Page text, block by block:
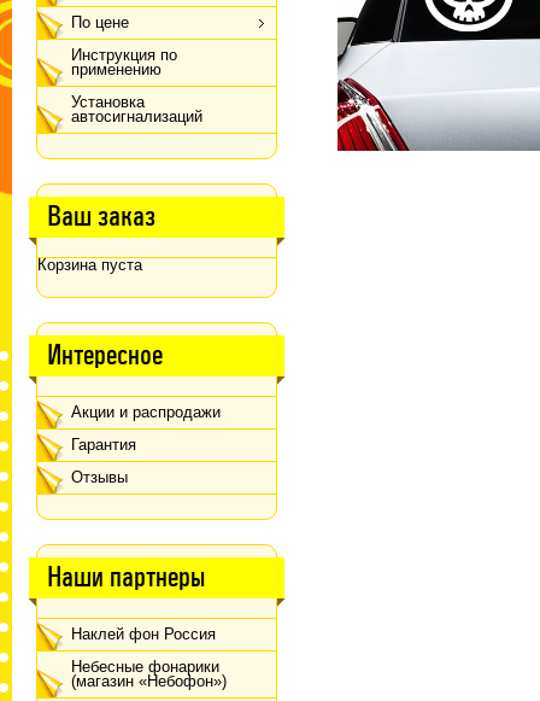
По цене
Инструкция по
применению
Установка
автосигнализаций
Ваш заказ
Корзина пуста
Интересное
Акции и распродажи
Гарантия
Отзывы
Наши партнеры
Наклей фон Россия
Небесные фонарики
(магазин «Небофон»)